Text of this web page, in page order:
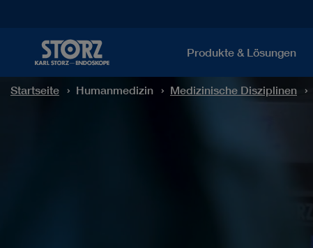
Produkte & Lösungen
Startseite Humanmedizin Medizinische Disziplinen